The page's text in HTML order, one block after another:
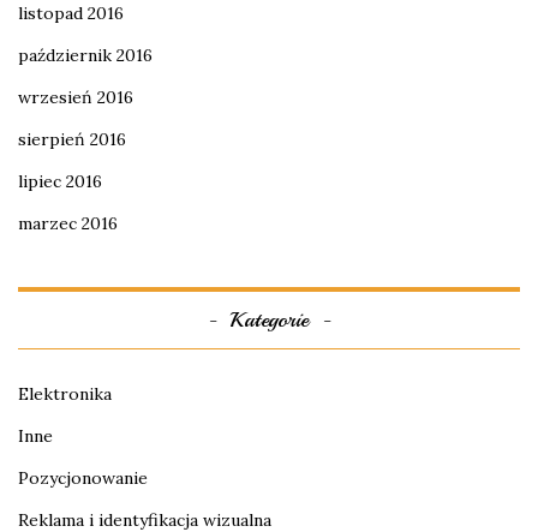
listopad 2016
październik 2016
wrzesień 2016
sierpień 2016
lipiec 2016
marzec 2016
Kategorie
Elektronika
Inne
Pozycjonowanie
Reklama i identyfikacja wizualna